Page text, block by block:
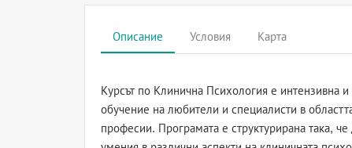
Описание Условия Карта
Курсът по Клинична Психология е интензивна
обучение на любители и специалисти в
професии. Програмата е структурирана така,